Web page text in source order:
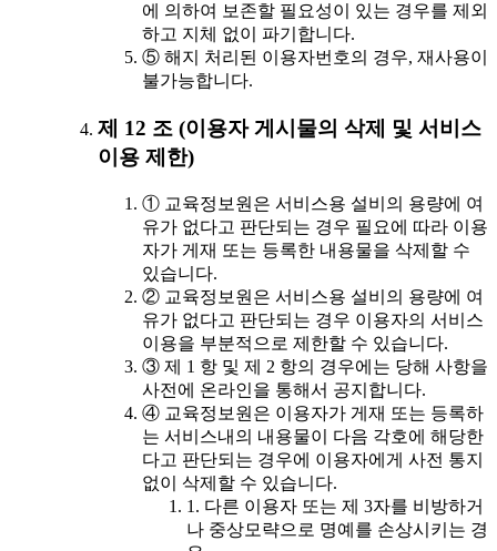
에 의하여 보존할 필요성이 있는 경우를 제외
하고 지체 없이 파기합니다.
⑤ 해지 처리된 이용자번호의 경우, 재사용이
불가능합니다.
제 12 조 (이용자 게시물의 삭제 및 서비스
이용 제한)
① 교육정보원은 서비스용 설비의 용량에 여
유가 없다고 판단되는 경우 필요에 따라 이용
자가 게재 또는 등록한 내용물을 삭제할 수
있습니다.
② 교육정보원은 서비스용 설비의 용량에 여
유가 없다고 판단되는 경우 이용자의 서비스
이용을 부분적으로 제한할 수 있습니다.
③ 제 1 항 및 제 2 항의 경우에는 당해 사항을
사전에 온라인을 통해서 공지합니다.
④ 교육정보원은 이용자가 게재 또는 등록하
는 서비스내의 내용물이 다음 각호에 해당한
다고 판단되는 경우에 이용자에게 사전 통지
없이 삭제할 수 있습니다.
1. 다른 이용자 또는 제 3자를 비방하거
나 중상모략으로 명예를 손상시키는 경